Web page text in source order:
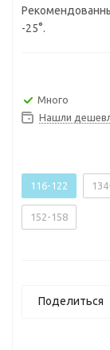
-25°.
Много
Нашли
116-122
152-158
Поделиться